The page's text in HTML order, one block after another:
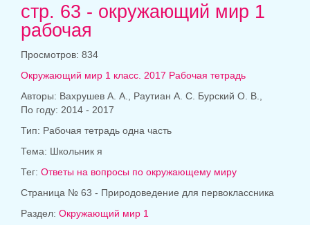
стр. 63 - окружающий мир 1
рабочая
Просмотров: 834
Окружающий мир 1 класс. 2017 Рабочая тетрадь
Авторы: Вахрушев А. А., Раутиан А. С. Бурский О. В.,
По году: 2014 - 2017
Тип: Рабочая тетрадь одна часть
Тема: Школьник я
Тег: Ответы на вопросы по окружающему миру
Страница № 63 - Природоведение для первоклассника
Раздел: Окружающий мир 1